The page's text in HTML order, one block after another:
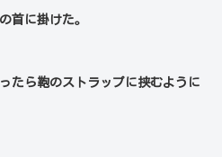
首に掛けた。
たら鞄のストラップに挟むように